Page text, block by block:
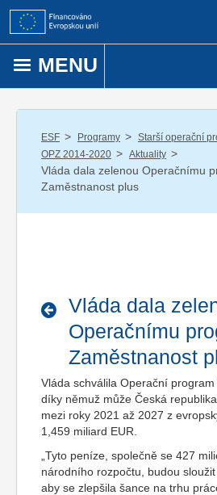
Přejít k obsahu
MENU
ESF / Programy / Starší operační
OPZ 2014-2020 / Aktuality /
Vláda dala zelenou Operačnímu
Zaměstnanost plus
Vláda dala
Operačnímu
Zaměstnanost
Vláda schválila Operační program
díky němuž může Česká
mezi roky 2021 až 2027 z
1,459 miliard EUR.
„Tyto peníze, společně se 427
národního rozpočtu, budou
aby se zlepšila šance na trhu